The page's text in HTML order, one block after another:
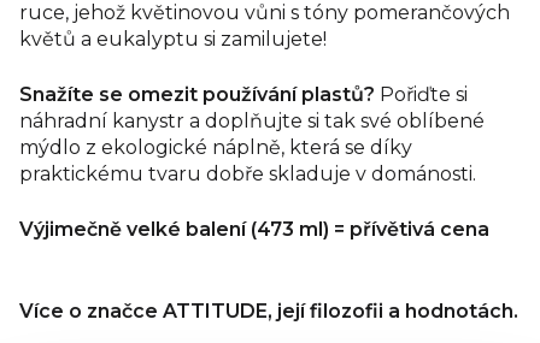
ruce, jehož květinovou vůni s tóny pomerančových
květů a eukalyptu si zamilujete!
Snažíte se omezit používání plastů? Pořiďte si
náhradní kanystr a doplňujte si tak své oblíbené
mýdlo z ekologické náplně, která se díky
praktickému tvaru dobře skladuje v dománosti.
Výjimečně velké balení (473 ml) = přívětivá cena
Více o značce ATTITUDE, její filozofii a hodnotách.